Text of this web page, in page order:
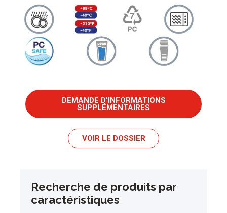
DEMANDE D'INFORMATIONS
SUPPLÉMENTAIRES
VOIR LE DOSSIER
Recherche de produits par
caractéristiques